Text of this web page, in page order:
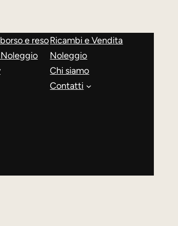
e resoRicambi e Vendita
Noleggio
Chi siamo
Contatti